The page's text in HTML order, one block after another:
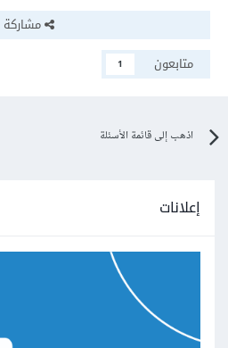
مشاركة
متابعون
1
اذهب إلى قائمة الأسئلة
إعلانات